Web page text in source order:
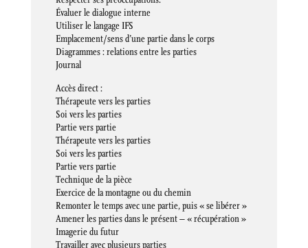
Évaluer le dialogue interne
Utiliser le langage IFS
Emplacement/sens d’une partie dans le corps
Diagrammes : relations entre les parties
Journal
Accès direct :
Thérapeute vers les parties
Soi vers les parties
Partie vers partie
Thérapeute vers les parties
Soi vers les parties
Partie vers partie
Technique de la pièce
Exercice de la montagne ou du chemin
Remonter le temps avec une partie, puis « se libérer »
Amener les parties dans le présent – ​​« récupération »
Imagerie du futur
Travailler avec plusieurs parties